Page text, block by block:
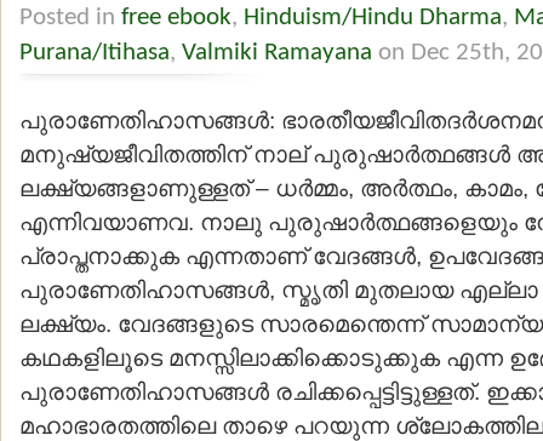
Posted in free ebook, Hinduism/Hindu Dharma,
Purana/Itihasa, Valmiki Ramayana on Dec 25th,
പുരാണേതിഹാസങ്ങള്‍:
മനുഷ്യജീവിതത്തിന് നാല് പുരുഷാര്‍ത്ഥങ്ങള്‍
ലക്ഷ്യങ്ങളാണുള്ളത് – ധര്‍മ്മം, അര്‍ത്ഥം, കാമം,
എന്നിവയാണവ. നാലു പുരുഷാര്‍ത്ഥങ്ങളെയും
പ്രാപ്തനാക്കുക എന്നതാണ് വേദങ്ങള്‍,
പുരാണേതിഹാസങ്ങള്‍, സ്മൃതി മുതലായ എല്ലാ
ലക്ഷ്യം. വേദങ്ങളുടെ സാരമെന്തെന്ന്
കഥകളിലൂടെ മനസ്സിലാക്കിക്കൊടുക്കുക എന്ന
പുരാണേതിഹാസങ്ങള്‍ രചിക്കപ്പെട്ടിട്ടുള്ളത്.
മഹാഭാരതത്തിലെ താഴെ പറയുന്ന